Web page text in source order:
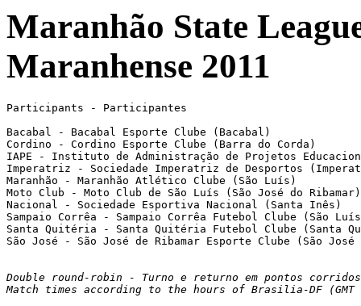
Maranhão State
Maranhense 2011
Participants - Participantes
Bacabal - Bacabal Esporte Clube (Bacabal)
Cordino - Cordino Esporte Clube (Barra do Corda)
IAPE - Instituto de Administração de Projetos
Imperatriz - Sociedade Imperatriz de Desportos
Maranhão - Maranhão Atlético Clube (São Luís)
Moto Club - Moto Club de São Luís (São José do Ribamar)
Nacional - Sociedade Esportiva Nacional (Santa Inês)
Sampaio Corrêa - Sampaio Corrêa Futebol Clube (São
Santa Quitéria - Santa Quitéria Futebol Clube (Santa
São José - São José de Ribamar Esporte Clube (São José
Double round-robin - Turno e returno em pontos corridos
Match times according to the hours of Brasilia-DF